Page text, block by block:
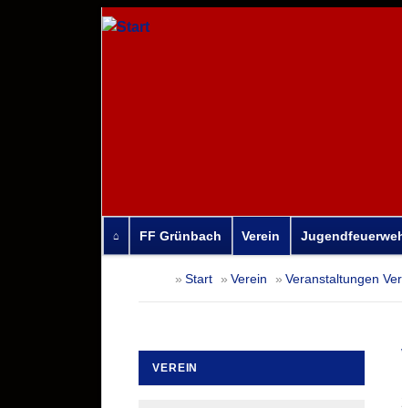
FF Grünbach Verein
überspringen
Start Verein Veranstaltungen
VEREIN